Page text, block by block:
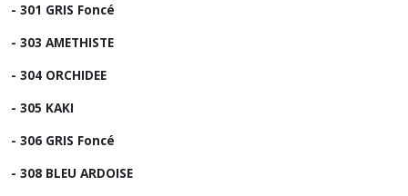
- 301 GRIS Foncé
- 303 AMETHISTE
- 304 ORCHIDEE
- 305 KAKI
- 306 GRIS Foncé
- 308 BLEU ARDOISE